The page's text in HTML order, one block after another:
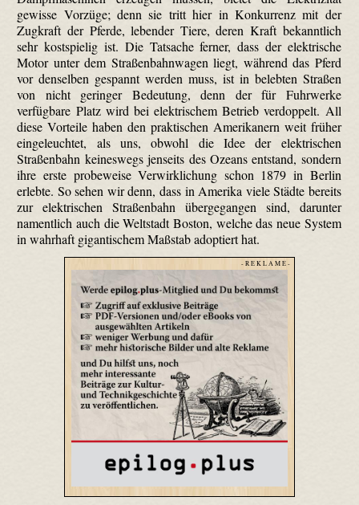
gewisse Vorzüge; denn sie tritt hier in Konkurrenz mit der
Zugkraft der Pferde, lebender Tiere, deren Kraft bekanntlich
sehr kostspielig ist. Die Tatsache ferner, dass der elektrische
Motor unter dem Straßenbahnwagen liegt, während das Pferd
vor denselben gespannt werden muss, ist in belebten Straßen
von nicht geringer Bedeutung, denn der für Fuhrwerke
verfügbare Platz wird bei elektrischem Betrieb verdoppelt. All
diese Vorteile haben den praktischen Amerikanern weit früher
eingeleuchtet, als uns, obwohl die Idee der elektrischen
Straßenbahn keineswegs jenseits des Ozeans entstand, sondern
ihre erste probeweise Verwirklichung schon 1879 in Berlin
erlebte. So sehen wir denn, dass in Amerika viele Städte bereits
zur elektrischen Straßenbahn übergegangen sind, darunter
namentlich auch die Weltstadt Boston, welche das neue System
in wahrhaft gigantischem Maßstab adoptiert hat.
- R E K L A M E -